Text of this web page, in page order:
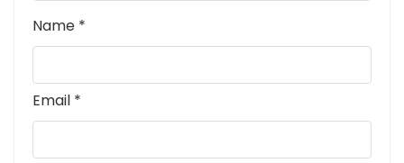
Name *
Email *